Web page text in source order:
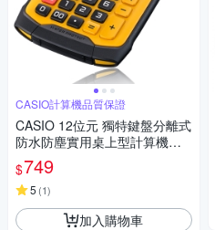
CASIO計算機品質保證
CASIO 12位元 獨特鍵盤分離式
防水防塵實用桌上型計算機WM
-320MT-大黃蜂潮流配
$749
5 (1)
加入購物車